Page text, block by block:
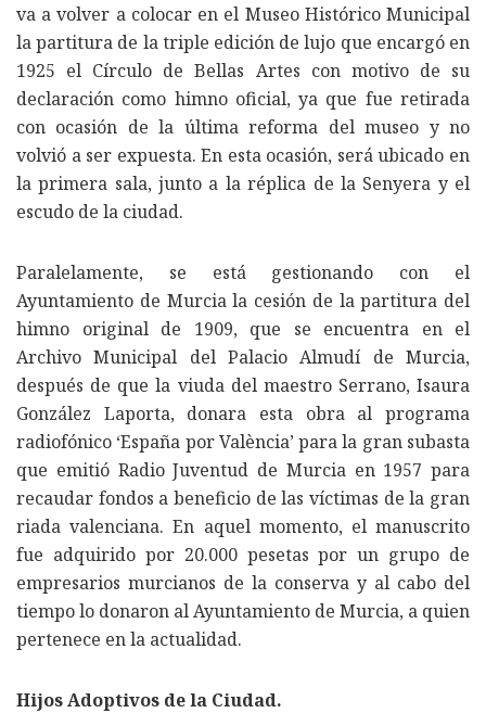
va a volver a colocar en el Museo Histórico Municipal
la partitura de la triple edición de lujo que encargó en
1925 el Círculo de Bellas Artes con motivo de su
declaración como himno oficial, ya que fue retirada
con ocasión de la última reforma del museo y no
volvió a ser expuesta. En esta ocasión, será ubicado en
la primera sala, junto a la réplica de la Senyera y el
escudo de la ciudad.
Paralelamente, se está gestionando con el
Ayuntamiento de Murcia la cesión de la partitura del
himno original de 1909, que se encuentra en el
Archivo Municipal del Palacio Almudí de Murcia,
después de que la viuda del maestro Serrano, Isaura
González Laporta, donara esta obra al programa
radiofónico ‘España por València’ para la gran subasta
que emitió Radio Juventud de Murcia en 1957 para
recaudar fondos a beneficio de las víctimas de la gran
riada valenciana. En aquel momento, el manuscrito
fue adquirido por 20.000 pesetas por un grupo de
empresarios murcianos de la conserva y al cabo del
tiempo lo donaron al Ayuntamiento de Murcia, a quien
pertenece en la actualidad.
Hijos Adoptivos de la Ciudad.